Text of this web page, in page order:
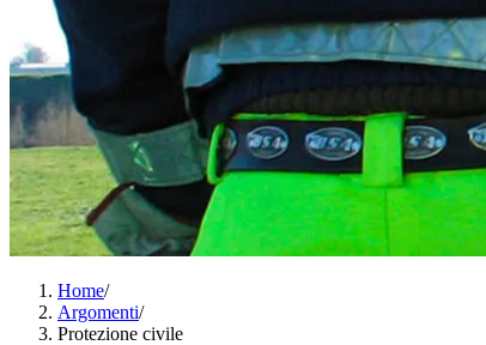
Home/
Argomenti/
Protezione civile